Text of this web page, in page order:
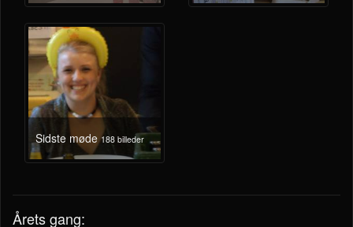
Sidste møde188 billeder
Årets gang: